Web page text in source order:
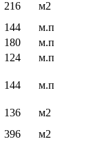
216
м2
144
м.п
180
м.п
124
м.п
144 м.п
136
м2
396
м2